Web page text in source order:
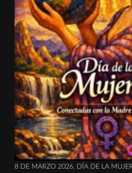
8 DE MARZO 2026. DÍA DE LA